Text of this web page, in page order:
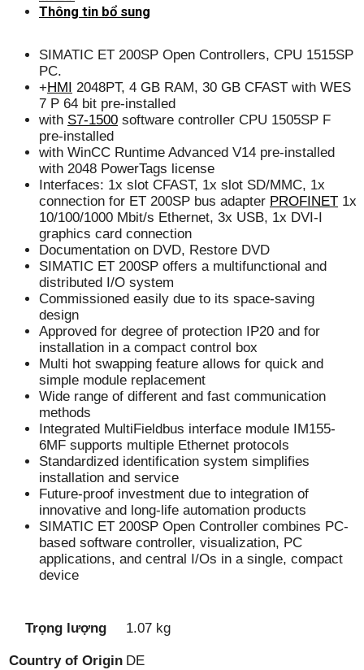
Thông tin bổ sung
SIMATIC ET 200SP Open Controllers, CPU 1515SP
PC.
+HMI 2048PT, 4 GB RAM, 30 GB CFAST with WES
7 P 64 bit pre-installed
with S7-1500 software controller CPU 1505SP F
pre-installed
with WinCC Runtime Advanced V14 pre-installed
with 2048 PowerTags license
Interfaces: 1x slot CFAST, 1x slot SD/MMC, 1x
connection for ET 200SP bus adapter PROFINET 1x
10/100/1000 Mbit/s Ethernet, 3x USB, 1x DVI-I
graphics card connection
Documentation on DVD, Restore DVD
SIMATIC ET 200SP offers a multifunctional and
distributed I/O system
Commissioned easily due to its space-saving
design
Approved for degree of protection IP20 and for
installation in a compact control box
Multi hot swapping feature allows for quick and
simple module replacement
Wide range of different and fast communication
methods
Integrated MultiFieldbus interface module IM155-
6MF supports multiple Ethernet protocols
Standardized identification system simplifies
installation and service
Future-proof investment due to integration of
innovative and long-life automation products
SIMATIC ET 200SP Open Controller combines PC-
based software controller, visualization, PC
applications, and central I/Os in a single, compact
device
Trọng lượng 1.07 kg
Country of Origin DE